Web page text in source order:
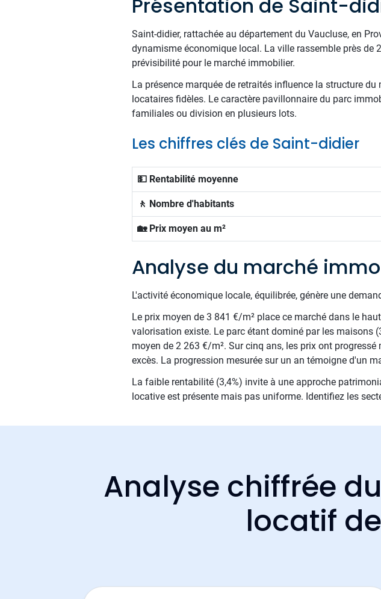
Présentation de Saint-
Saint-didier, rattachée au département du Vaucluse, en
dynamisme économique local. La ville rassemble près
prévisibilité pour le marché immobilier.
La présence marquée de retraités influence la structure
locataires fidèles. Le caractère pavillonnaire du parc
familiales ou division en plusieurs lots.
Les chiffres clés de Saint-didier
💵 Rentabilité moyenne
🚶 Nombre d'habitants
🏡 Prix moyen au m²
Analyse du marché
L'activité économique locale, équilibrée, génère une
Le prix moyen de 3 841 €/m² place ce marché dans le
valorisation existe. Le parc étant dominé par les maisons
moyen de 2 263 €/m². Sur cinq ans, les prix ont
excès. La progression mesurée sur un an témoigne d'un
La faible rentabilité (3,4%) invite à une approche
locative est présente mais pas uniforme. Identifiez les
Analyse chiffrée
locatif